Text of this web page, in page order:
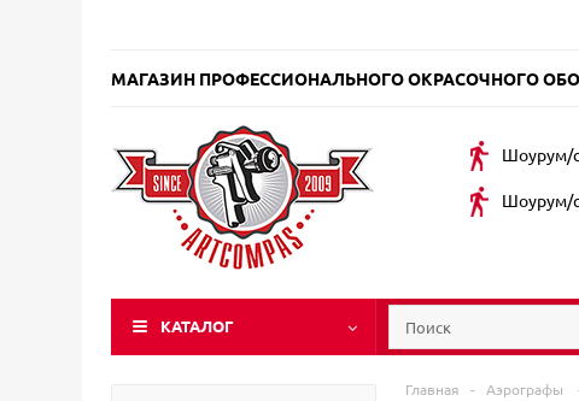
МАГАЗИН ПРОФЕССИОНАЛЬНОГО ОКРАСОЧНОГО
Шоурум/
Шоурум/
КАТАЛОГ
Главная - Аэрографы